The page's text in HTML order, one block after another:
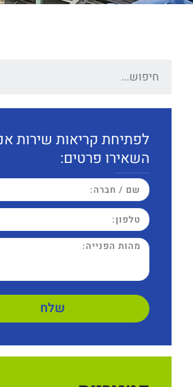
לפתיחת קריאות שירות
השאירו פרטים:
שלח